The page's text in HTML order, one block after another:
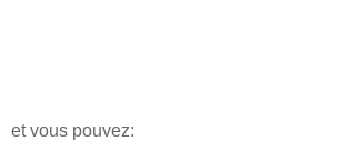
et vous pouvez: